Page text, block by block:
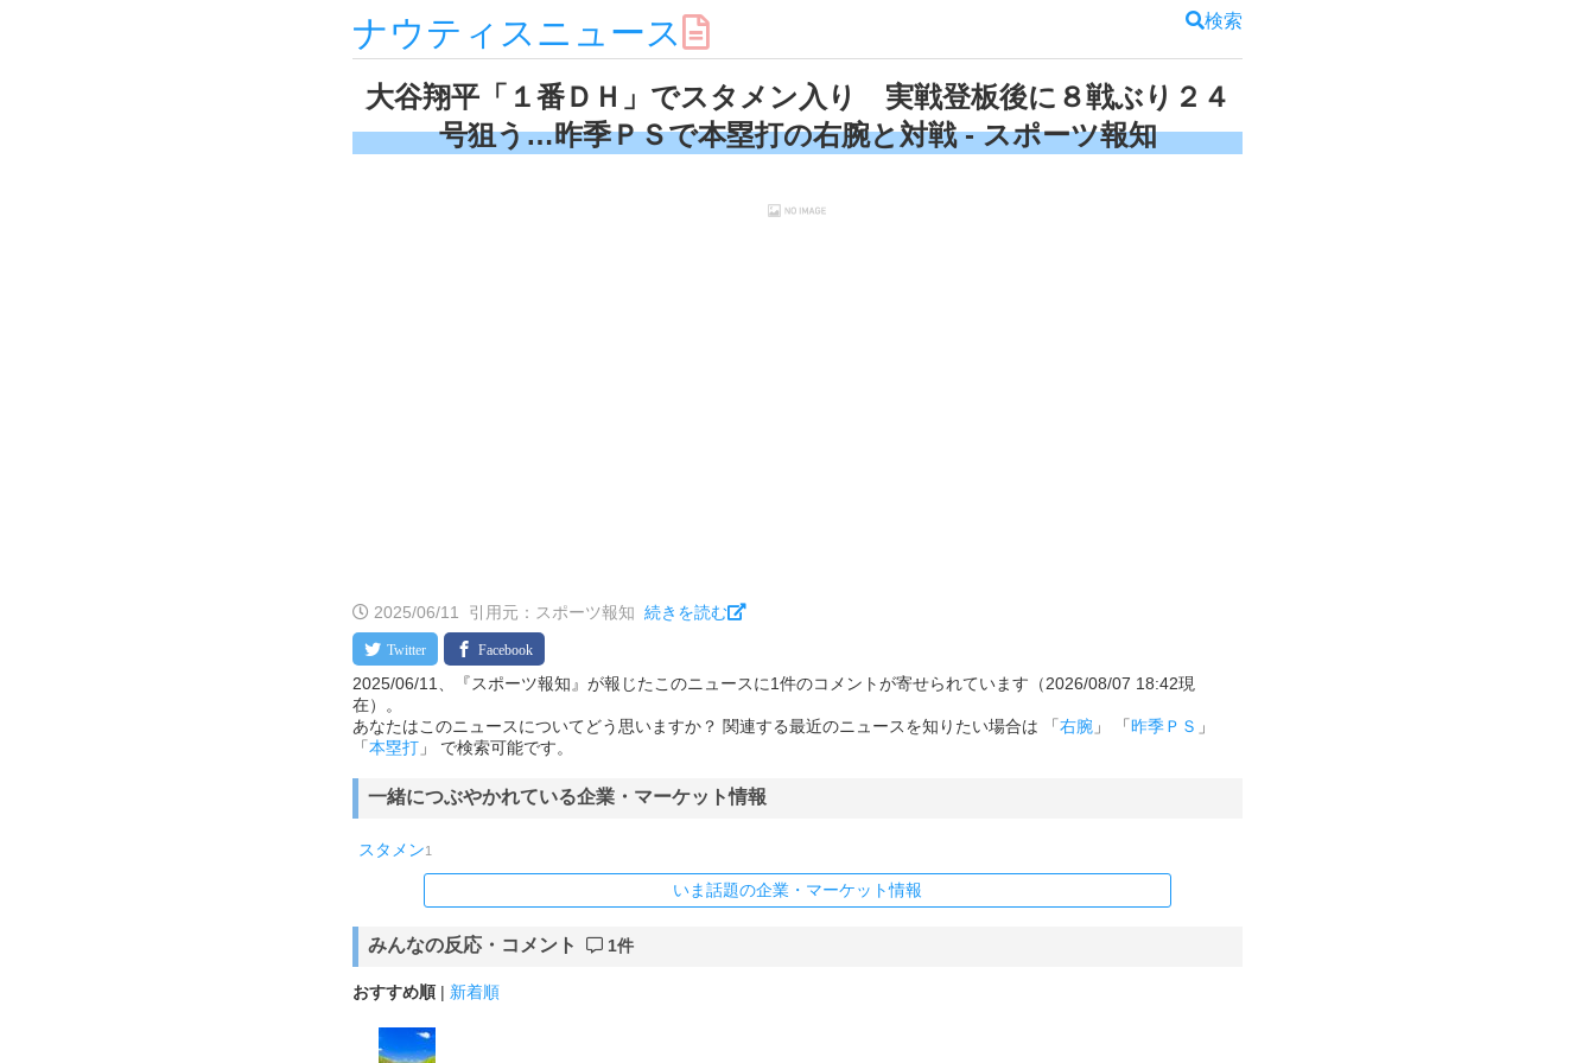
ナウティスニュース 検索
大谷翔平「１番ＤＨ」でスタメン入り 実戦登板後に８戦ぶり２４
号狙う…昨季ＰＳで本塁打の右腕と対戦 - スポーツ報知
2025/06/11 引用元：スポーツ報知 続きを読む
2025/06/11、『スポーツ報知』が報じたこのニュースに1件のコメントが寄せられています（2026/08/07 18:42現
在）。
あなたはこのニュースについてどう思いますか？ 関連する最近のニュースを知りたい場合は 「右腕 」 「昨季ＰＳ 」
「本塁打 」 で検索可能です。
一緒につぶやかれている企業・マーケット情報
スタメン1
いま話題の企業・マーケット情報
みんなの反応・コメント 1件
おすすめ順 | 新着順